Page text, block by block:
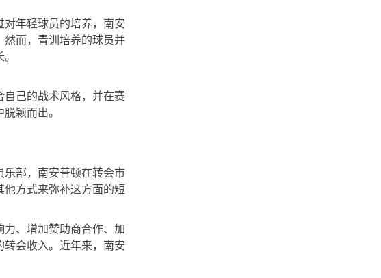
年轻球员的培养，南安
而，青训培养的球员并
己的战术风格，并在赛
颖而出。
部，南安普顿在转会市
方式来弥补这方面的短
、增加赞助商合作、加
会收入。近年来，南安